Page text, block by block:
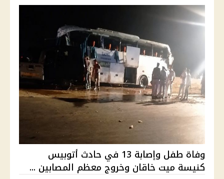
وفاة طفل وإصابة 13 في حادث أتوبيس
كنيسة ميت خاقان وخروج معظم المصابين ...